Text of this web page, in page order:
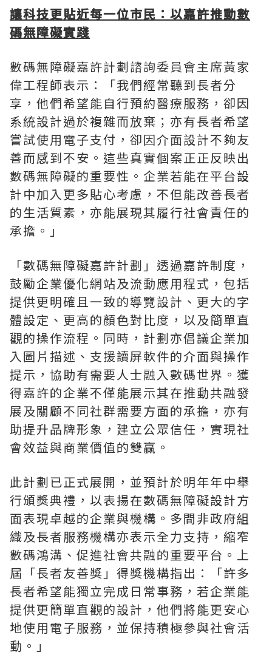
讓科技更貼近每一位市民：以嘉許推動數
碼無障礙實踐
數碼無障礙嘉許計劃諮詢委員會主席黃家
偉工程師表示：「我們經常聽到長者分
享，他們希望能自行預約醫療服務，卻因
系統設計過於複雜而放棄；亦有長者希望
嘗試使用電子支付，卻因介面設計不夠友
善而感到不安。這些真實個案正正反映出
數碼無障礙的重要性。企業若能在平台設
計中加入更多貼心考慮，不但能改善長者
的生活質素，亦能展現其履行社會責任的
承擔。」
「數碼無障礙嘉許計劃」透過嘉許制度，
鼓勵企業優化網站及流動應用程式，包括
提供更明確且一致的導覽設計、更大的字
體設定、更高的顏色對比度，以及簡單直
觀的操作流程。同時，計劃亦倡議企業加
入圖片描述、支援讀屏軟件的介面與操作
提示，協助有需要人士融入數碼世界。獲
得嘉許的企業不僅能展示其在推動共融發
展及關顧不同社群需要方面的承擔，亦有
助提升品牌形象，建立公眾信任，實現社
會效益與商業價值的雙贏。
此計劃已正式展開，並預計於明年年中舉
行頒獎典禮，以表揚在數碼無障礙設計方
面表現卓越的企業與機構。多間非政府組
織及長者服務機構亦表示全力支持，縮窄
數碼鴻溝、促進社會共融的重要平台。上
屆「長者友善獎」得獎機構指出：「許多
長者希望能獨立完成日常事務，若企業能
提供更簡單直觀的設計，他們將能更安心
地使用電子服務，並保持積極參與社會活
動。」